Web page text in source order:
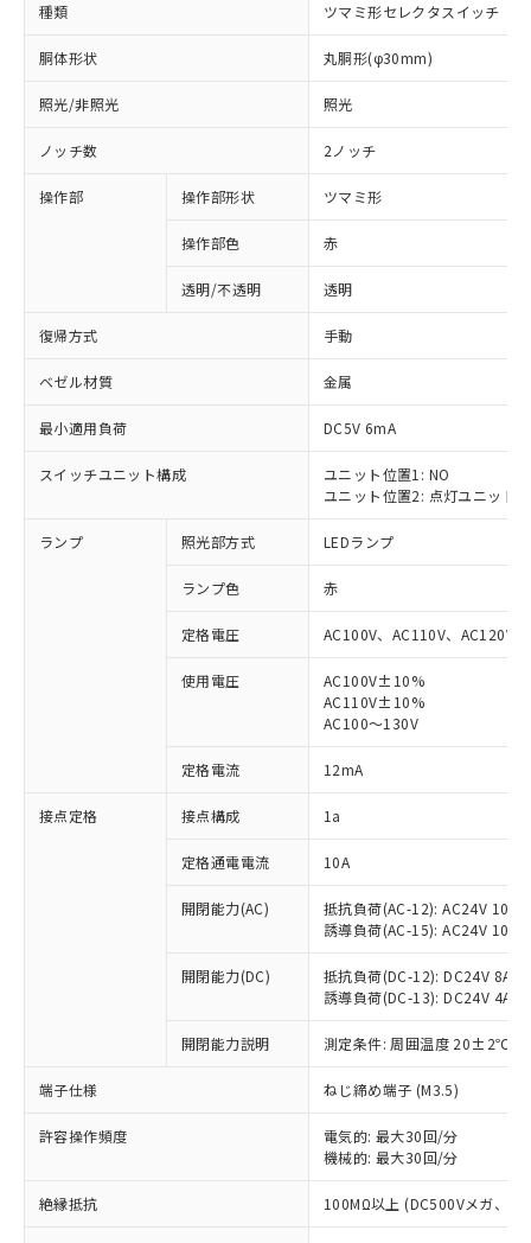
種類 ツマミ形セレクタスイッチ
胴体形状 丸胴形(φ30mm)
照光/非照光 照光
ノッチ数 2ノッチ
操作部 操作部形状 ツマミ形
操作部色 赤
透明/不透明 透明
復帰方式 手動
ベゼル材質 金属
最小適用負荷 DC5V 6mA
スイッチユニット構成
ユニット位置1: NO
ユニット位置2: 点灯ユニット
ランプ 照光部方式 LEDランプ
ランプ色 赤
定格電圧 AC100V、AC110V、AC120V
使用電圧
AC100V±10%
AC110V±10%
AC100～130V
定格電流 12mA
接点定格 接点構成 1a
定格通電電流 10A
開閉能力(AC)
抵抗負荷(AC-12): AC24V 10A/
誘導負荷(AC-15): AC24V
開閉能力(DC)
抵抗負荷(DC-12): DC24V 8A/
誘導負荷(DC-13): DC24V 4A/
開閉能力説明 測定条件: 周囲温度 20±2℃、
端子仕様 ねじ締め端子 (M3.5)
許容操作頻度
電気的: 最大30回/分
機械的: 最大30回/分
絶縁抵抗 100MΩ以上 (DC500Vメガ、点
ご利用条件
以下の条件をお読みいただき、同意のうえ
本サービスは、当社制御機器事業取扱
商品の当社在庫状況および標準価格
(税抜)を提供させていただくもので
当社制御機器事業取扱商品の中には、
本サービスの対象外となる商品もある
在庫状況および標準価格照会結果は、
記載している更新日時点での社内デー
タに基づき作成されるものであり、閲
覧された時点での実際の在庫および標
※1 対応状況
対応済み：EU RoHS指令（10物質）の
非含有に対応した製品が提供可能な商品で
対応予定：EU RoHS指令（10物質）の非含
有に対応した製品に切り替える予定のある
対応予定なし：EU RoHS指令（10物質）の
非含有に非対応の商品で、対応品を出す予
調査・確認中：EU RoHS指令（10物質）の
非含有の対応状況を調査中または確認中の
非該当品：ライセンス料など無形物で、有
害物質有無と関係のない商品です。
仕入先様の事情により、非含有部品として
いたものが、含有品と判明した場合などや
むを得ず変更することがあります。
鉛(Pb) 1000ppm以下、 水銀(Hg) 1000ppm以下、 カド
※1 中国RoHS○×表
「○」：最大均質材料含有率が中国RoHSの
基準値以下であることを示します。
「×」：最大均質材料含有率が中国RoHSの
基準値を超えていることを示します。
「－」：未確認です。当社販売部門へお問
*中国RoHS10物質の基準値 (GB/T26572)：
Pb(鉛) :1000ppm、 Hg(水銀) : 1000ppm、 Cd(カドミウ
当社は、これら貴社製品のうち、外国
為替および外国貿易法に定める商品
（以下｢規制貨物等」という）を輸出
国政府の輸出許可(または役務取引許